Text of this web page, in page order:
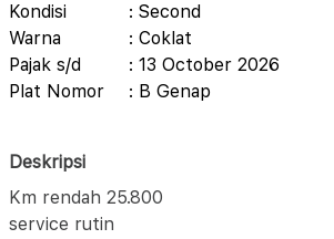
Kondisi
: Second
Warna
: Coklat
Pajak s/d
: 13 October 2026
Plat Nomor
: B Genap
Deskripsi
Km rendah 25.800
service rutin